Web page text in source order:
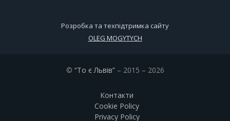
Розробка та техпідтримка сайту
OLEG MOGYTYCH
© “То є Львів”– 2015 – 2026
Контакти
Cookie Policy
Privacy Policy